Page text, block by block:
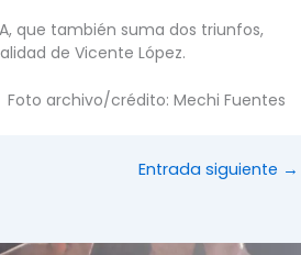
que también suma dos triunfos,
de Vicente López.
Foto archivo/crédito: Mechi Fuentes
Entrada siguiente →